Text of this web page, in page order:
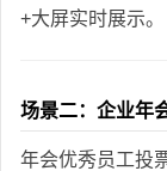
+大屏实时展示。
场景二：企业年
年会优秀员工投